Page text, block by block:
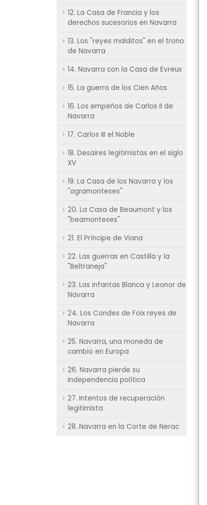
12. La Casa de Francia y los
derechos sucesorios en Navarra
13. Los "reyes malditos" en el trono
de Navarra
14. Navarra con la Casa de Evreux
15. La guerra de los Cien Años
16. Los empeños de Carlos II de
Navarra
17. Carlos III el Noble
18. Desaires legitimistas en el siglo
XV
19. La Casa de los Navarra y los
"agramonteses"
20. La Casa de Beaumont y los
"beamonteses"
21. El Príncipe de Viana
22. Las guerras en Castilla y la
"Beltraneja"
23. Las infantas Blanca y Leonor de
Navarra
24. Los Condes de Foix reyes de
Navarra
25. Navarra, una moneda de
cambio en Europa
26. Navarra pierde su
independencia política
27. Intentos de recuperación
legitimista
28. Navarra en la Corte de Nerac